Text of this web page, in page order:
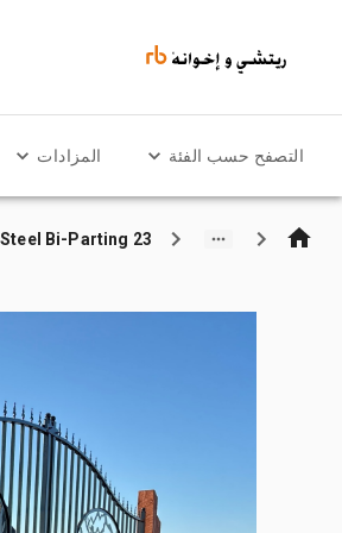
التصفح حسب الفئة المزادات
23 ft 9 in x 8 ft 10 in Steel Bi-Parting بوابة المدخل (Unused)